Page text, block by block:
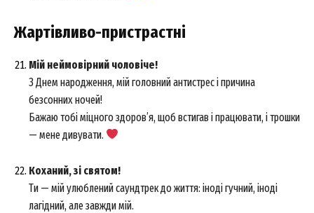
Жартівливо-пристрастні
Мій неймовірний чоловіче!
З Днем народження, мій головний антистрес і причина
безсонних ночей!
Бажаю тобі міцного здоров’я, щоб встигав і працювати, і трошки
— мене дивувати.
Коханий, зі святом!
Ти — мій улюблений саундтрек до життя: іноді гучний, іноді
лагідний, але завжди мій.